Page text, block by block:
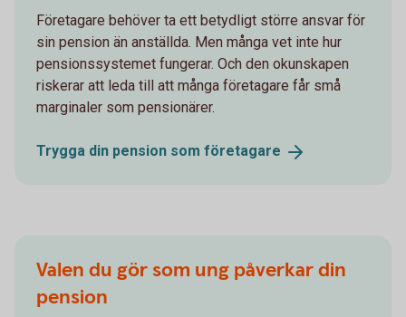
Företagare behöver ta ett betydligt större ansvar för
sin pension än anställda. Men många vet inte hur
pensionssystemet fungerar. Och den okunskapen
riskerar att leda till att många företagare får små
marginaler som pensionärer.
Trygga din pension som företagare
Valen du gör som ung påverkar din
pension